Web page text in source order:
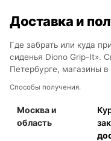
Доставка и
Где забрать или куда
сиденья Diono Grip-It».
Петербурге, магазины
Способы получения.
Москва и
область